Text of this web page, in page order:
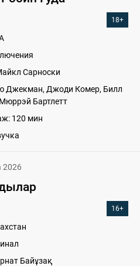
18+
Сарноски
Джекман, Джоди Комер, Билл
Бартлетт
120 мин
2026
16+
Байұзақ